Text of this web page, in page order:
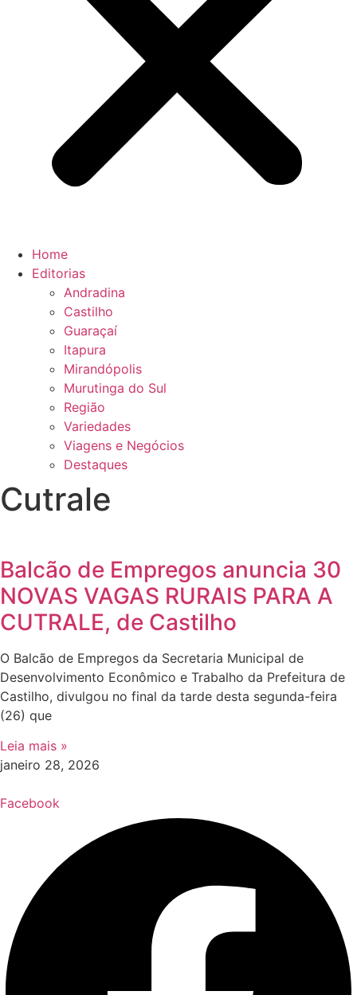
Home
Editorias
Andradina
Castilho
Guaraçaí
Itapura
Mirandópolis
Murutinga do Sul
Região
Variedades
Viagens e Negócios
Destaques
Cutrale
Balcão de Empregos anuncia 30
NOVAS VAGAS RURAIS PARA A
CUTRALE, de Castilho
O Balcão de Empregos da Secretaria Municipal de
Desenvolvimento Econômico e Trabalho da Prefeitura de
Castilho, divulgou no final da tarde desta segunda-feira
(26) que
Leia mais »
janeiro 28, 2026
Facebook